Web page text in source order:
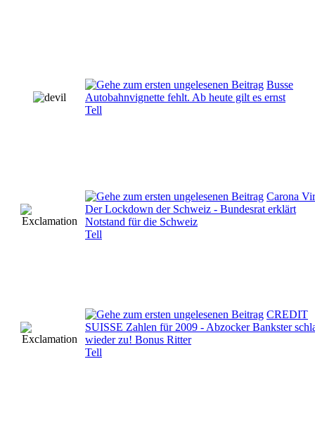
Busse
Autobahnvignette fehlt. Ab heute gilt es ernst
Tell
Carona
Der Lockdown der Schweiz - Bundesrat erklärt
Notstand für die Schweiz
Tell
CREDIT
SUISSE Zahlen für 2009 - Abzocker Bankster
wieder zu! Bonus Ritter
Tell